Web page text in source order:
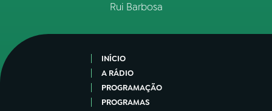
Rui Barbosa
INÍCIO
A RÁDIO
PROGRAMAÇÃO
PROGRAMAS